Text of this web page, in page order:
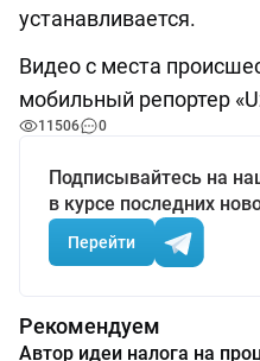
устанавливается.
Видео с места
мобильный репортер
11506 0
Подписывайтесь на
в курсе последних
Перейти
Рекомендуем
Автор идеи налога на